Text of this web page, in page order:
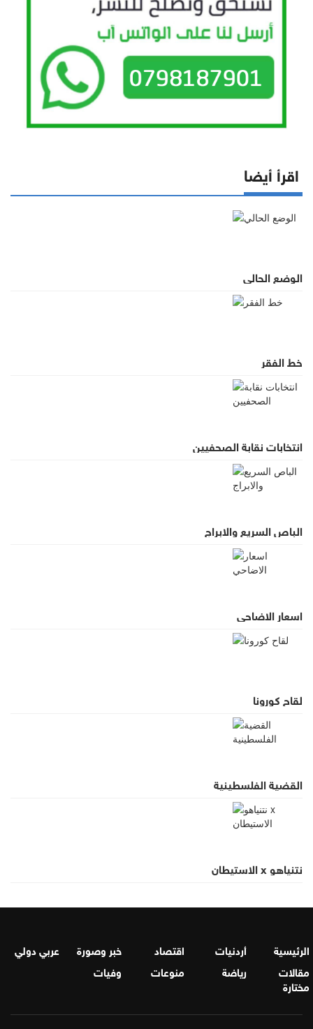
اقرأ أيضا
الوضع الحالي
خط الفقر
انتخابات نقابة الصحفيين
الباص السريع والابراج
اسعار الاضاحي
لقاح كورونا
القضية الفلسطينية
نتنياهو x الاستيطان
الرئيسية أردنيات اقتصاد خبر وصورة
عربي دولي
مقالات
مختارة
رياضة منوعات وفيات